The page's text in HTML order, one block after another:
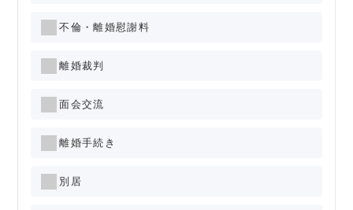
不倫・離婚慰謝料
離婚裁判
面会交流
離婚手続き
別居